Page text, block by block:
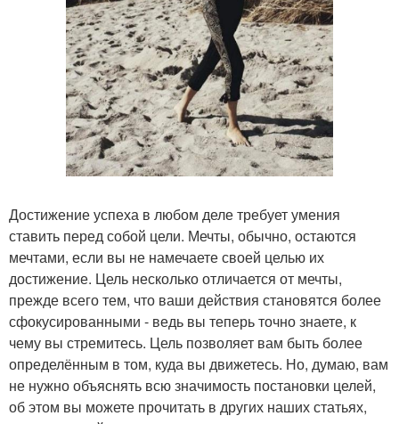
Достижение успеха в любом деле требует умения
ставить перед собой цели. Мечты, обычно, остаются
мечтами, если вы не намечаете своей целью их
достижение. Цель несколько отличается от мечты,
прежде всего тем, что ваши действия становятся более
сфокусированными - ведь вы теперь точно знаете, к
чему вы стремитесь. Цель позволяет вам быть более
определённым в том, куда вы движетесь. Но, думаю, вам
не нужно объяснять всю значимость постановки целей,
об этом вы можете прочитать в других наших статьях,